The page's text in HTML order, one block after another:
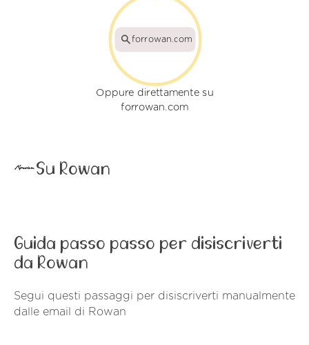
forrowan.com
Oppure direttamente su
forrowan.com
Su Rowan
Guida passo passo per disiscriverti
da Rowan
Segui questi passaggi per disiscriverti manualmente
dalle email di Rowan